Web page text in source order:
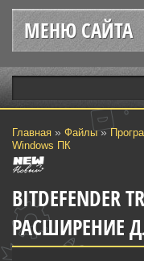
МЕНЮ САЙТА
Главная » Файлы»
Windows ПК
BITDEFENDER
РАСШИРЕНИЕ